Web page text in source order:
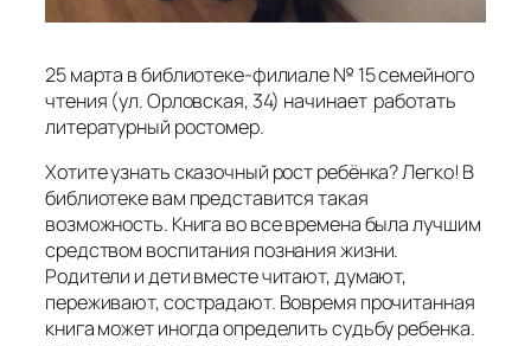
25 марта в библиотеке-филиале № 15 семейного
чтения (ул. Орловская, 34) начинает работать
литературный ростомер.
Хотите узнать сказочный рост ребёнка? Легко! В
библиотеке вам представится такая
возможность. Книга во все времена была лучшим
средством воспитания познания жизни.
Родители и дети вместе читают, думают,
переживают, сострадают. Вовремя прочитанная
книга может иногда определить судьбу ребенка.